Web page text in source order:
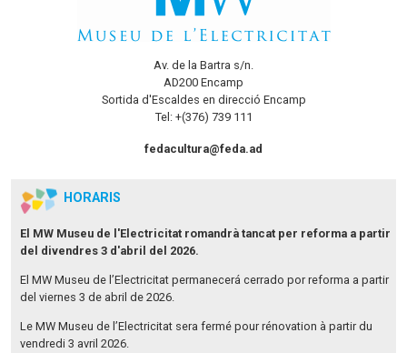
Av. de la Bartra s/n.
AD200 Encamp
Sortida d'Escaldes en direcció Encamp
Tel: +(376) 739 111
fedacultura@feda.ad
HORARIS
El MW Museu de l'Electricitat romandrà tancat per reforma a partir
del divendres 3 d'abril del 2026.
El MW Museu de l’Electricitat permanecerá cerrado por reforma a partir
del viernes 3 de abril de 2026.
Le MW Museu de l’Electricitat sera fermé pour rénovation à partir du
vendredi 3 avril 2026.